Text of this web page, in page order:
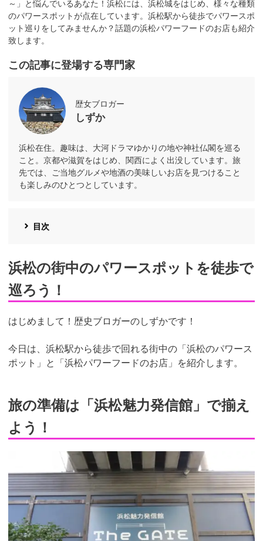
～」と悩んでいるあなた！浜松には、浜松城をはじめ、様々な種類
のパワースポットが点在しています。浜松駅から徒歩でパワースポ
ット巡りをしてみませんか？話題の浜松パワーフードのお店も紹介
致します。
この記事に登場する専門家
歴女ブロガー
しずか
浜松在住。趣味は、大河ドラマゆかりの地や神社仏閣を巡る
こと。京都や滋賀をはじめ、関西によく出没しています。旅
先では、ご当地グルメや地酒の美味しいお店を見つけること
も楽しみのひとつとしています。
目次
浜松の街中のパワースポットを徒歩で
巡ろう！
はじめまして！歴史ブロガーのしずかです！
今日は、浜松駅から徒歩で回れる街中の「浜松のパワース
ポット」と「浜松パワーフードのお店」を紹介します。
旅の準備は「浜松魅力発信館」で揃え
よう！